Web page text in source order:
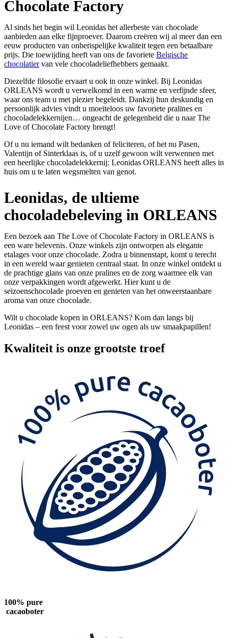
Chocolate Factory
Al sinds het begin wil Leonidas het allerbeste van chocolade
aanbieden aan elke fijnproever. Daarom creëren wij al meer dan een
eeuw producten van onberispelijke kwaliteit tegen een betaalbare
prijs. Die toewijding heeft van ons de favoriete Belgische
chocolatiervan vele chocoladeliefhebbers gemaakt.
Diezelfde filosofie ervaart u ook in onze winkel. Bij Leonidas
ORLEANS wordt u verwelkomd in een warme en verfijnde sfeer,
waar ons team u met plezier begeleidt. Dankzij hun deskundig en
persoonlijk advies vindt u moeiteloos uw favoriete pralines en
chocoladelekkernijen… ongeacht de gelegenheid die u naar The
Love of Chocolate Factory brengt!
Of u nu iemand wilt bedanken of feliciteren, of het nu Pasen,
Valentijn of Sinterklaas is, of u uzelf gewoon wilt verwennen met
een heerlijke chocoladelekkernij: Leonidas ORLEANS heeft alles in
huis om u te laten wegsmelten van genot.
Leonidas, de ultieme
chocoladebeleving in ORLEANS
Een bezoek aan The Love of Chocolate Factory in ORLEANS is
een ware belevenis. Onze winkels zijn ontworpen als elegante
etalages voor onze chocolade. Zodra u binnenstapt, komt u terecht
in een wereld waar genieten centraal staat. In onze winkel ontdekt u
de prachtige glans van onze pralines en de zorg waarmee elk van
onze verpakkingen wordt afgewerkt. Hier kunt u de
seizoenschocolade proeven en genieten van het onweerstaanbare
aroma van onze chocolade.
Wilt u chocolade kopen in ORLEANS? Kom dan langs bij
Leonidas – een feest voor zowel uw ogen als uw smaakpapillen!
Kwaliteit is onze grootste troef
100% pure
cacaoboter